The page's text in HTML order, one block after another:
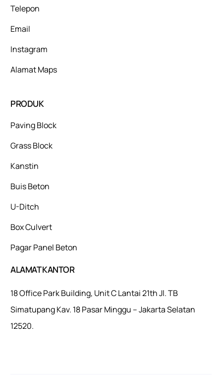
Telepon
Email
Instagram
Alamat Maps
PRODUK
Paving Block
Grass Block
Kanstin
Buis Beton
U-Ditch
Box Culvert
Pagar Panel Beton
ALAMAT KANTOR
18 Office Park Building, Unit C Lantai 21th Jl. TB
Simatupang Kav. 18 Pasar Minggu – Jakarta Selatan
12520.